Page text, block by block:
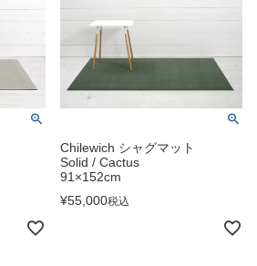
Chilewich シャグマット
Solid / Cactus
91×152cm
¥55,000税込